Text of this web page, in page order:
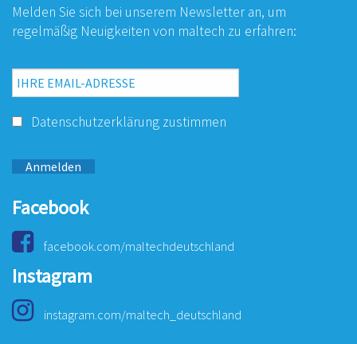
Melden Sie sich bei unserem Newsletter an, um
regelmäßig Neuigkeiten von maltech zu erfahren:
Datenschutzerklärung zustimmen
Anmelden
Facebook
facebook.com/maltechdeutschland
Instagram
instagram.com/maltech_deutschland